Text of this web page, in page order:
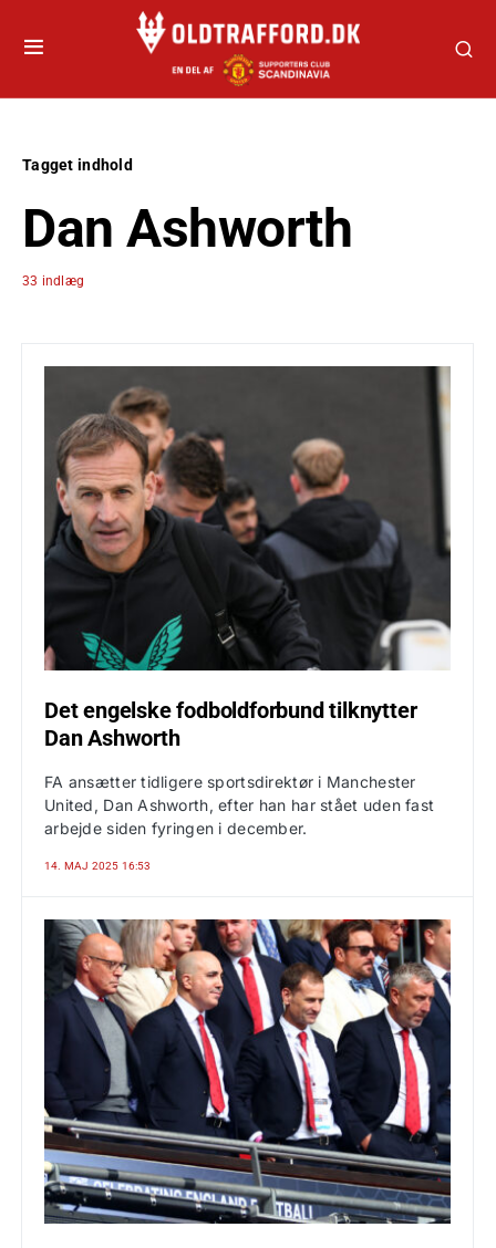
Tagget indhold
Dan Ashworth
33 indlæg
Det engelske fodboldforbund tilknytter
Dan Ashworth
FA ansætter tidligere sportsdirektør i Manchester
United, Dan Ashworth, efter han har stået uden fast
arbejde siden fyringen i december.
14. MAJ 2025 16:53